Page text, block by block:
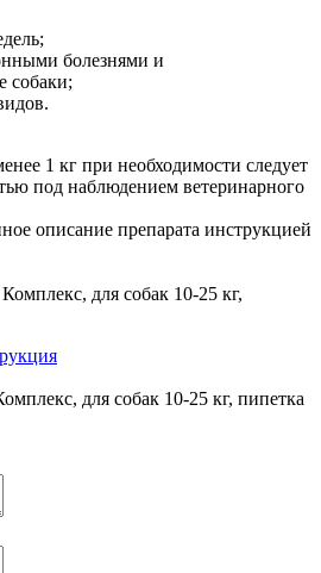
болезнями и
собаки;
1 кг при необходимости следует
под наблюдением ветеринарного
описание препарата инструкцией
для собак 10-25 кг,
для собак 10-25 кг, пипетка